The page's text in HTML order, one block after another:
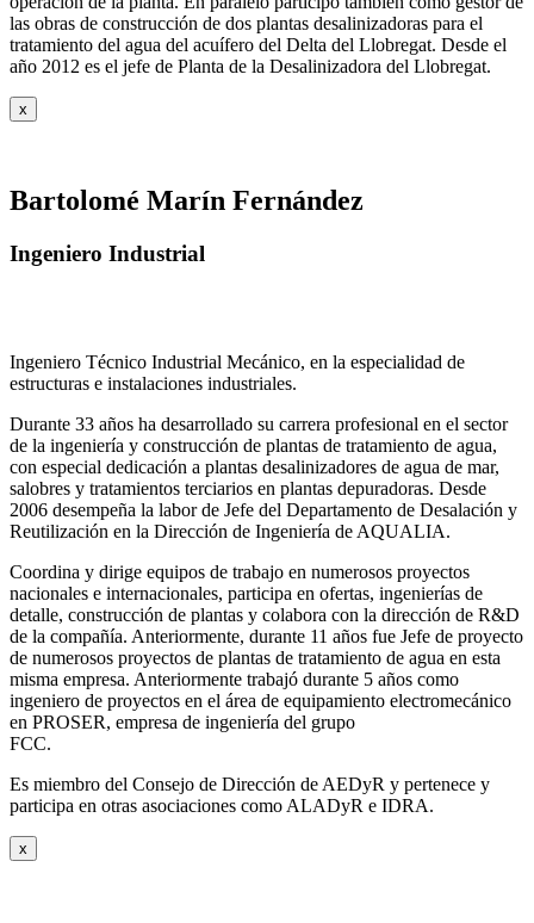
las obras de construcción de dos plantas desalinizadoras para el
tratamiento del agua del acuífero del Delta del Llobregat. Desde el
año 2012 es el jefe de Planta de la Desalinizadora del Llobregat.
x
Bartolomé Marín Fernández
Ingeniero Industrial
Ingeniero Técnico Industrial Mecánico, en la especialidad de
estructuras e instalaciones industriales.
Durante 33 años ha desarrollado su carrera profesional en el sector
de la ingeniería y construcción de plantas de tratamiento de agua,
con especial dedicación a plantas desalinizadores de agua de mar,
salobres y tratamientos terciarios en plantas depuradoras. Desde
2006 desempeña la labor de Jefe del Departamento de Desalación y
Reutilización en la Dirección de Ingeniería de AQUALIA.
Coordina y dirige equipos de trabajo en numerosos proyectos
nacionales e internacionales, participa en ofertas, ingenierías de
detalle, construcción de plantas y colabora con la dirección de R&D
de la compañía. Anteriormente, durante 11 años fue Jefe de proyecto
de numerosos proyectos de plantas de tratamiento de agua en esta
misma empresa. Anteriormente trabajó durante 5 años como
ingeniero de proyectos en el área de equipamiento electromecánico
en PROSER, empresa de ingeniería del grupo
FCC.
Es miembro del Consejo de Dirección de AEDyR y pertenece y
participa en otras asociaciones como ALADyR e IDRA.
x